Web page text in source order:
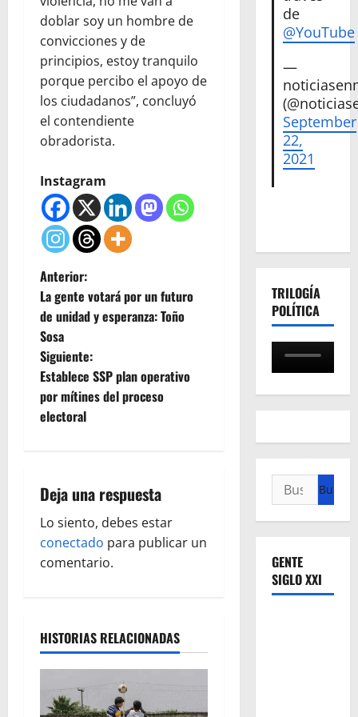
doblar soy un hombre de
convicciones y de
principios, estoy tranquilo
porque percibo el apoyo de
los ciudadanos”, concluyó
el contendiente
obradorista.
Instagram
N
a
v
e
g
c
i
ó
e
Anterior:
La gente votará por un futuro
de unidad y esperanza: Toño
Sosa
Siguiente:
Establece SSP plan operativo
por mítines del proceso
electoral
Deja una respuesta
Lo siento, debes estar
conectado para publicar un
comentario.
HISTORIAS RELACIONADAS
de
@YouTube
—
September
22,
2021
TRILOGÍA
POLÍTICA
Buscar:
GENTE
SIGLO XXI